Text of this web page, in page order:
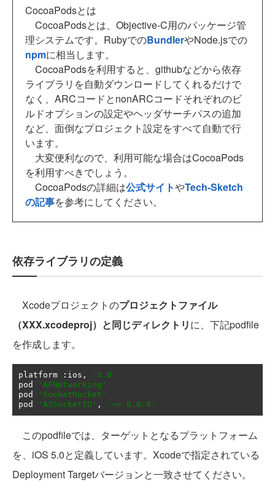
CocoaPodsとは
CocoaPodsとは、Objective-C用のパッケージ管
理システムです。RubyでのBundlerやNode.jsでの
npmに相当します。
CocoaPodsを利用すると、githubなどから依存
ライブラリを自動ダウンロードしてくれるだけで
なく、ARCコードとnonARCコードそれぞれのビ
ルドオプションの設定やヘッダサーチパスの追加
など、面倒なプロジェクト設定をすべて自動で行
います。
大変便利なので、利用可能な場合はCocoaPods
を利用すべきでしょう。
CocoaPodsの詳細は公式サイトやTech-Sketch
の記事を参考にしてください。
依存ライブラリの定義
Xcodeプロジェクトのプロジェクトファイル
（XXX.xcodeproj）と同じディレクトリに、下記podfile
を作成します。
platform : ios ,
'5.0'
pod
'AFNetworking'
pod
'SocketRocket'
pod
'AZSocketIO' , '~> 0.0.4'
このpodfileでは、ターゲットとなるプラットフォーム
を、iOS 5.0と定義しています。Xcodeで指定されている
Deployment Targetバージョンと一致させてください。